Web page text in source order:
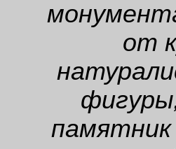
от
памятник